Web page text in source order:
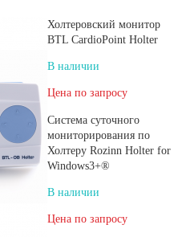
Холтеровский монитор
BTL CardioPoint Holter
В наличии
Цена по запросу
Система суточного
мониторирования по
Холтеру Rozinn Holter for
Windows3+®
В наличии
Цена по запросу